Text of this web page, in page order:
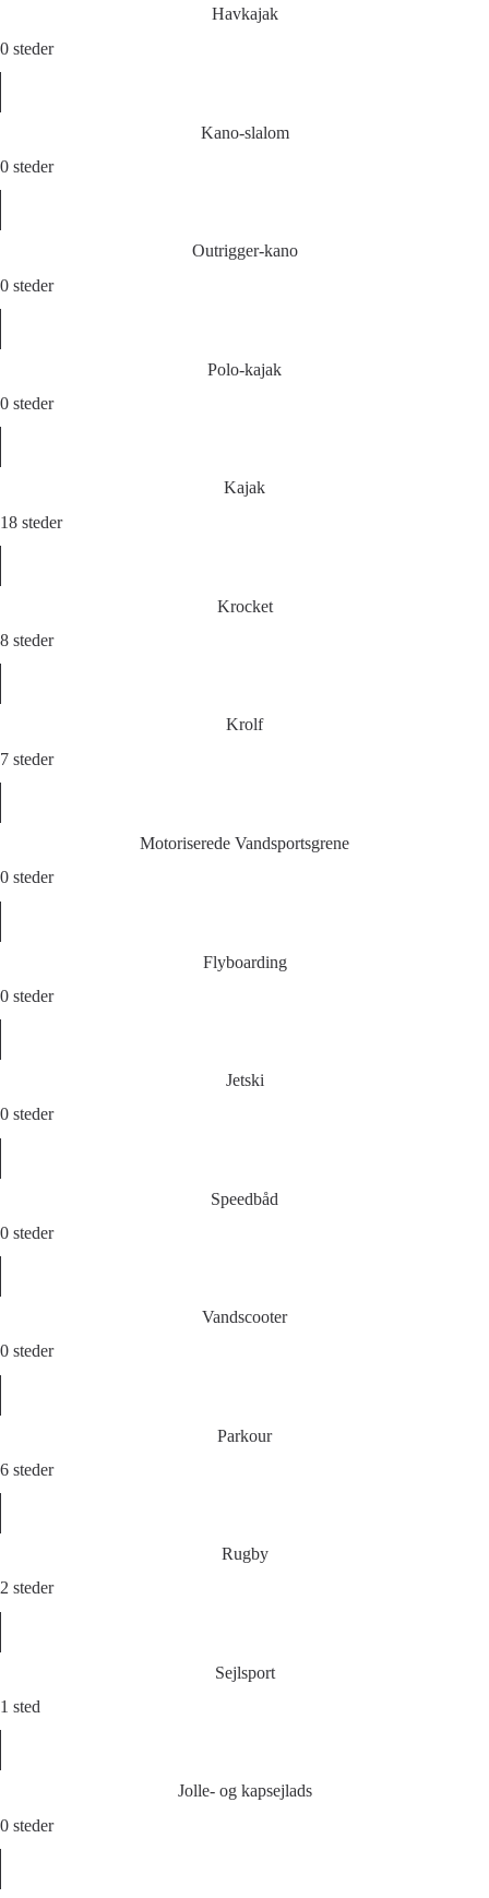
Havkajak
0 steder
Kano-slalom
0 steder
Outrigger-kano
0 steder
Polo-kajak
0 steder
Kajak
18 steder
Krocket
8 steder
Krolf
7 steder
Motoriserede Vandsportsgrene
0 steder
Flyboarding
0 steder
Jetski
0 steder
Speedbåd
0 steder
Vandscooter
0 steder
Parkour
6 steder
Rugby
2 steder
Sejlsport
1 sted
Jolle- og kapsejlads
0 steder